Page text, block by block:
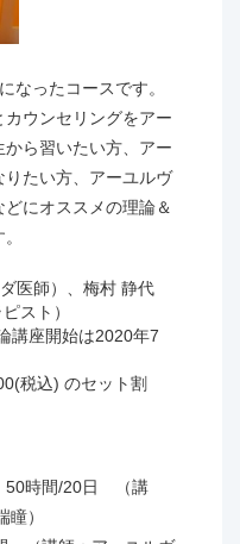
フケアアドバイザー
礎理論知識を保有し
して3年以上の勤務経
ご相談下さい。
タオル2枚が必要で
間/1人）
4時間/1人）
間/1人）
/1人）
証をお渡しいたしま
がございます。
入れ替わりながら行
都合を合わせながら
はお気軽にお問い合
なったコースです。
ウンセリングをアー
ら習いたい方、 アー
たい方、アーユルヴ
にオススメの理論＆
医師）、梅村 静代
スト）
講座開始は2020年7
税込) のセット割
50時間/20日 （講
）